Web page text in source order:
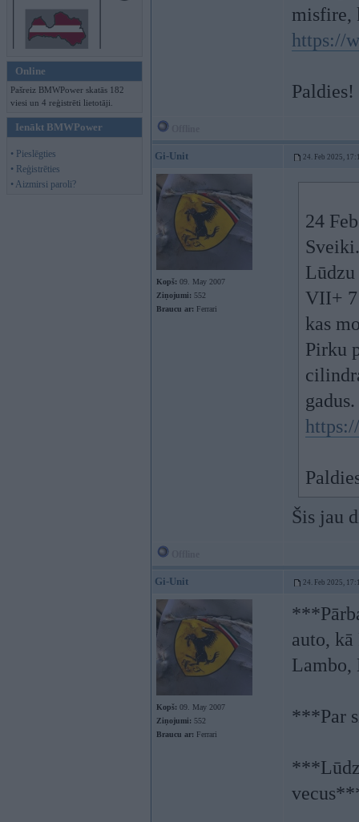
Online
Pašreiz BMWPower skatās 182
viesi un 4 reģistrēti lietotāji.
Ienākt BMWPower
• Pieslēgties
• Reģistrēties
• Aizmirsi paroli?
misfire,
https://
Paldies!
Gi-Unit 24. Feb 2025,
Kopš: 09. May 2007
Ziņojumi: 552
Braucu ar: Ferrari
24
Sveiki.
VII+ 7
kas
Pirku
gadus.
Šis jau
Gi-Unit 24. Feb 2025,
Kopš: 09. May 2007
Ziņojumi: 552
Braucu ar: Ferrari
auto,
Lambo,
***Par